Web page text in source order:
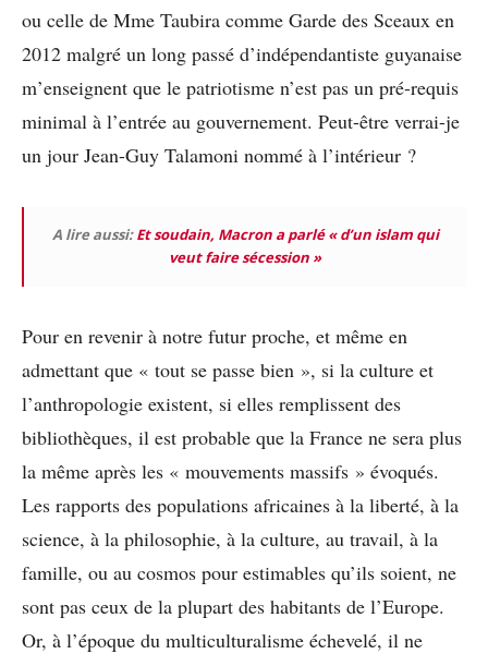
ou celle de Mme Taubira comme Garde des Sceaux en
2012 malgré un long passé d’indépendantiste guyanaise
m’enseignent que le patriotisme n’est pas un pré-requis
minimal à l’entrée au gouvernement. Peut-être verrai-je
un jour Jean-Guy Talamoni nommé à l’intérieur ?
A lire aussi:Et soudain, Macron a parlé « d’un islam qui
veut faire sécession »
Pour en revenir à notre futur proche, et même en
admettant que « tout se passe bien », si la culture et
l’anthropologie existent, si elles remplissent des
bibliothèques, il est probable que la France ne sera plus
la même après les « mouvements massifs » évoqués.
Les rapports des populations africaines à la liberté, à la
science, à la philosophie, à la culture, au travail, à la
famille, ou au cosmos pour estimables qu’ils soient, ne
sont pas ceux de la plupart des habitants de l’Europe.
Or, à l’époque du multiculturalisme échevelé, il ne